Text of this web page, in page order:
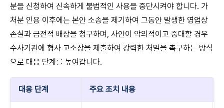
분을 신청하여 신속하게 불법적인 사용을 중단시켜야 합니다. 가
처분 인용 이후에는 본안 소송을 제기하여 그동안 발생한 영업상
손실과 금전적 배상을 청구하며, 사안이 악의적이고 중대할 경우
수사기관에 형사 고소장을 제출하여 강력한 처벌을 촉구하는 방식
으로 대응 단계를 높여갑니다.
대응 단계 주요 조치 내용